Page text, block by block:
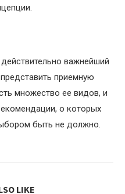
важнейший
приемную
множество ее видов, и
о которых
быть не должно.
LIKE